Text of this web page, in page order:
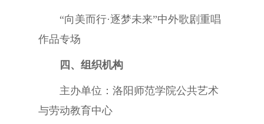
“向美而行·逐梦未来”中外歌剧重唱
作品专场
四、组织机构
主办单位：洛阳师范学院公共艺术
与劳动教育中心